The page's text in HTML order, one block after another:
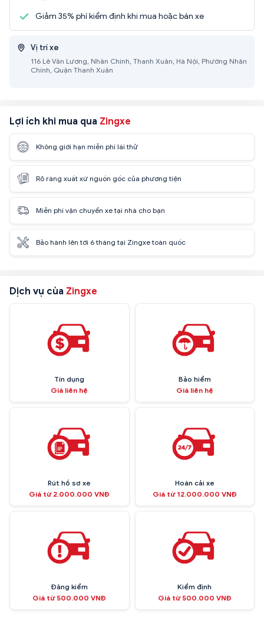
Giảm 35% phí kiểm định khi mua hoặc bán xe
Vị trí xe
116 Lê Văn Lương, Nhân Chính, Thanh Xuân, Hà Nội, Phường Nhân
Chính, Quận Thanh Xuân
Lợi ích khi mua qua Zingxe
Không giới hạn miễn phí lái thử
Rõ ràng xuất xứ nguồn gốc của phương tiện
Miễn phí vận chuyển xe tại nhà cho bạn
Bảo hành lên tới 6 tháng tại Zingxe toàn quốc
Dịch vụ của Zingxe
Tín dụng
Giá liên hệ
Bảo hiểm
Giá liên hệ
Rút hồ sơ xe
Giá từ 2.000.000 VNĐ
Hoán cải xe
Giá từ 12.000.000 VNĐ
Đăng kiểm
Giá từ 500.000 VNĐ
Kiểm định
Giá từ 500.000 VNĐ